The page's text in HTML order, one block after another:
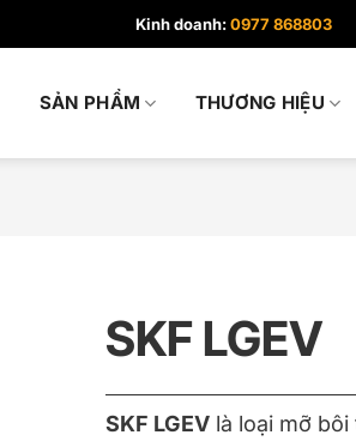
Kinh doanh:0977 868803
SẢN PHẨM THƯƠNG HIỆU
SKF LGEV
SKF LGEV là loại mỡ